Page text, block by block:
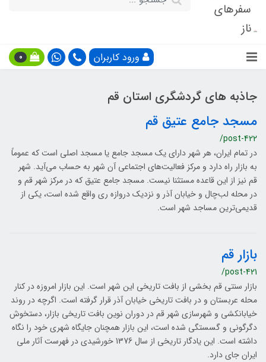
سفرهای
ناز
ورود کاربران 0
جاذبه های گردشگری استان قم
مسجد جامع عتیق قم
/post-422
در تمام ایران، هر شهر دارای یک مسجد جامع یا مسجد اصلی است که عموماً
به بازار راه دارد و مرکز فعالیت‌های اجتماعی آن شهر به حساب می‌آید. شهر
قم نیز از این قاعده مستثنا نیست. مسجد جامع عتیق که در مرکز شهر قم و
در محله لب‌چال و خیابان آذر و نزدیک دروازه ری واقع شده ‌است، یکی از
قدیمی‌ترین مساجد شهر است.
بازار قم
/post-421
بازار سنتی قم بخشی از بافت تاریخی این شهر است. این بازار امروزه در کنار
محله عربستان و در بافت تاریخی خیابان آذر قرار گرفته است. اگرچه در روند
خیابان­کشی و شهرسازی شهر قم در دوران نوین بافت تاریخی بازار، دستخوش
دگرگونی و گسستگی شده است، این بازار همچنان جایگاه شهری خود را نگاه
داشته است. این یادگار تاریخی از سال 1376 خورشیدی در فهرست آثار ملی
ایران جای دارد.